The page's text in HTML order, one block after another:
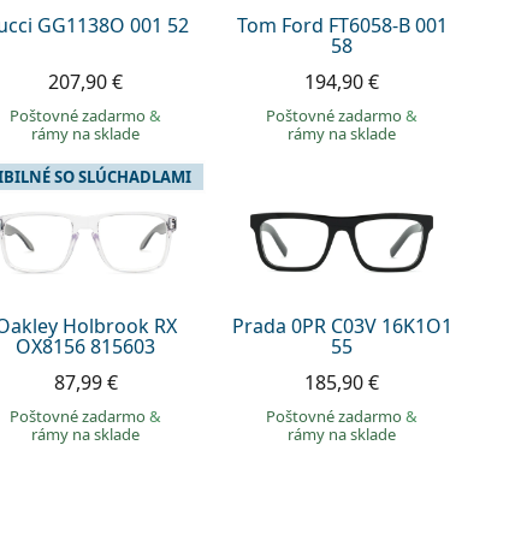
GG1138O 001 52
207,90 €
Poštovné zadarmo&
rámy na sklade
Tom Ford FT6058-B 001
58
194,90 €
Poštovné zadarmo&
rámy na sklade
Holbrook RX
OX8156 815603
SO SLÚCHADLAMI
87,99 €
Poštovné zadarmo&
rámy na sklade
Prada 0PR C03V 16K1O1
55
185,90 €
Poštovné zadarmo&
rámy na sklade